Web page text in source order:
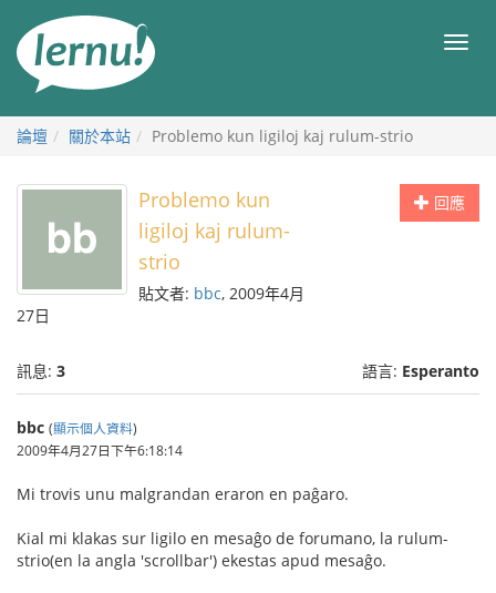
目
論壇 關於本站 Problemo kun ligiloj kaj rulum-strio
回應
Problemo kun
ligiloj kaj rulum-
strio
貼文者: bbc, 2009年4月
27日
訊息: 3 語言: Esperanto
bbc (顯示個人資料)
2009年4月27日下午6:18:14
Mi trovis unu malgrandan eraron en paĝaro.
Kial mi klakas sur ligilo en mesaĝo de forumano, la rulum-
strio(en la angla 'scrollbar') ekestas apud mesaĝo.